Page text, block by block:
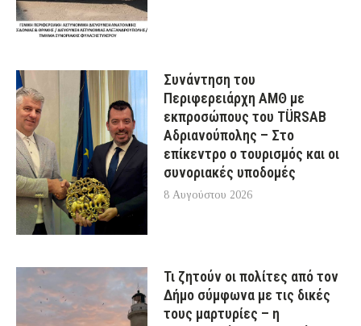
Συνάντηση του
Περιφερειάρχη ΑΜΘ με
εκπροσώπους του TÜRSAB
Αδριανούπολης – Στο
επίκεντρο ο τουρισμός και οι
συνοριακές υποδομές
8 Αυγούστου 2026
Τι ζητούν οι πολίτες από τον
Δήμο σύμφωνα με τις δικές
τους μαρτυρίες – η